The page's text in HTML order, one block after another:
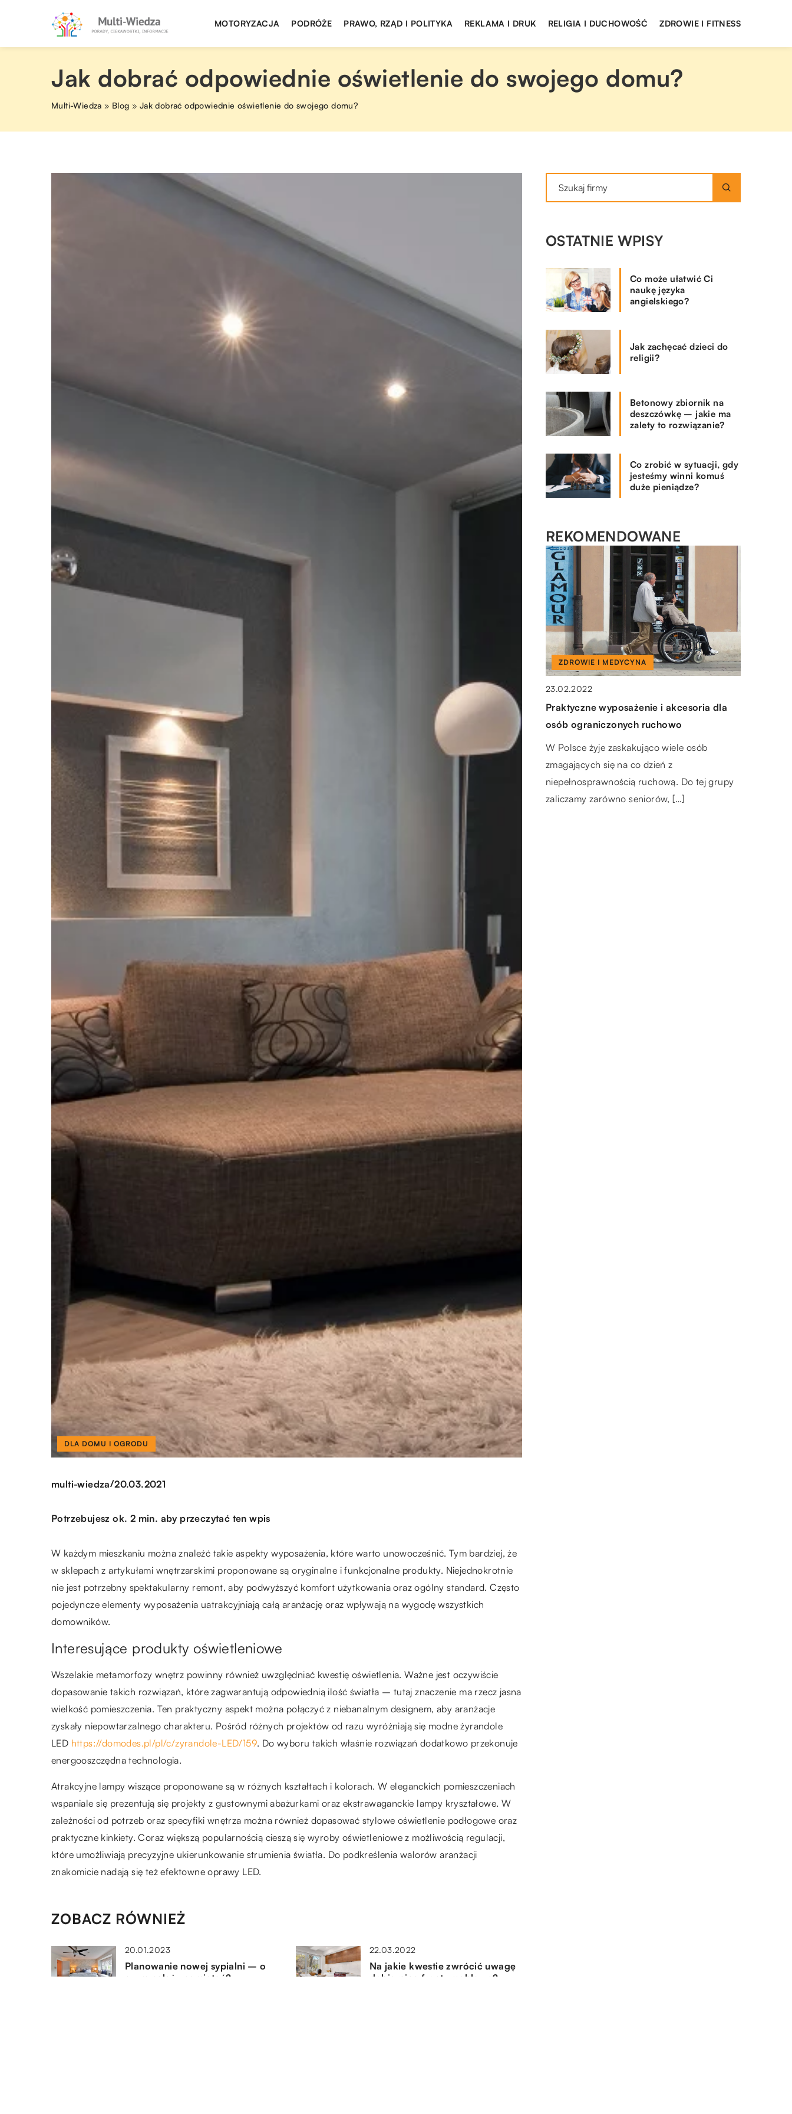
MOTORYZACJA PODRÓŻE PRAWO, RZĄD I POLITYKA REKLAMA I DRUK RELIGIA I DUCHOWOŚĆ ZDROWIE I FITNESS
Jak dobrać odpowiednie oświetlenie do swojego domu?
Multi-Wiedza » Blog » Jak dobrać odpowiednie oświetlenie do swojego domu?
DLA DOMU I OGRODU
multi-wiedza/20.03.2021
Potrzebujesz ok. 2 min. aby przeczytać ten wpis
W każdym mieszkaniu można znaleźć takie aspekty wyposażenia, które warto unowocześnić. Tym bardziej, że
w sklepach z artykułami wnętrzarskimi proponowane są oryginalne i funkcjonalne produkty. Niejednokrotnie
nie jest potrzebny spektakularny remont, aby podwyższyć komfort użytkowania oraz ogólny standard. Często
pojedyncze elementy wyposażenia uatrakcyjniają całą aranżację oraz wpływają na wygodę wszystkich
domowników.
Interesujące produkty oświetleniowe
Wszelakie metamorfozy wnętrz powinny również uwzględniać kwestię oświetlenia. Ważne jest oczywiście
dopasowanie takich rozwiązań, które zagwarantują odpowiednią ilość światła – tutaj znaczenie ma rzecz jasna
wielkość pomieszczenia. Ten praktyczny aspekt można połączyć z niebanalnym designem, aby aranżacje
zyskały niepowtarzalnego charakteru. Pośród różnych projektów od razu wyróżniają się modne żyrandole
LED https://domodes.pl/pl/c/zyrandole-LED/159. Do wyboru takich właśnie rozwiązań dodatkowo przekonuje
energooszczędna technologia.
Atrakcyjne lampy wiszące proponowane są w różnych kształtach i kolorach. W eleganckich pomieszczeniach
wspaniale się prezentują się projekty z gustownymi abażurkami oraz ekstrawaganckie lampy kryształowe. W
zależności od potrzeb oraz specyfiki wnętrza można również dopasować stylowe oświetlenie podłogowe oraz
praktyczne kinkiety. Coraz większą popularnością cieszą się wyroby oświetleniowe z możliwością regulacji,
które umożliwiają precyzyjne ukierunkowanie strumienia światła. Do podkreślenia walorów aranżacji
znakomicie nadają się też efektowne oprawy LED.
ZOBACZ RÓWNIEŻ
20.01.2023
Planowanie nowej sypialni – o
czym należy pamiętać?
22.03.2022
Na jakie kwestie zwrócić uwagę
dobierając fronty meblowe?
OSTATNIE WPISY
Co może ułatwić Ci
naukę języka
angielskiego?
Jak zachęcać dzieci do
religii?
Betonowy zbiornik na
deszczówkę – jakie ma
zalety to rozwiązanie?
Co zrobić w sytuacji, gdy
jesteśmy winni komuś
duże pieniądze?
REKOMENDOWANE
DLA DOMU I OGRODU
22.10.2022
Jakich dodatków do salonu nie może
zabraknąć w twojej aranżacji?
Akcesoria do salonu są wykończeniami, które
mogą upiększyć ten pokój. Są tym, co
zauważasz, gdy wchodzisz i co wszyscy inni
[…]
ZDROWIE I MEDYCYNA
23.02.2022
Praktyczne wyposażenie i akcesoria dla
osób ograniczonych ruchowo
W Polsce żyje zaskakująco wiele osób
zmagających się na co dzień z
niepełnosprawnością ruchową. Do tej grupy
zaliczamy zarówno seniorów, […]
TECHNIKA I MOTORYZACJA
16.01.2023
Do czego służą presostaty?
Przełącznik ciśnieniowy to urządzenie, które
wykrywa zmiany ciśnienia i przekształca tę
informację w sygnał elektryczny. Wyłączniki
ciśnieniowe są wykorzystywane do […]